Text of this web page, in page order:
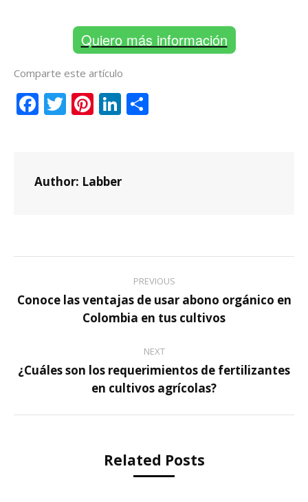
Quiero más información
Comparte este artículo
Facebook
Twitter
Pinterest
LinkedIn
Author: Labber
navigation
PREVIOUS
Previous
post:
Conoce las ventajas de usar abono orgánico en
Colombia en tus cultivos
NEXT
Next
post:
¿Cuáles son los requerimientos de fertilizantes
en cultivos agrícolas?
Related Posts